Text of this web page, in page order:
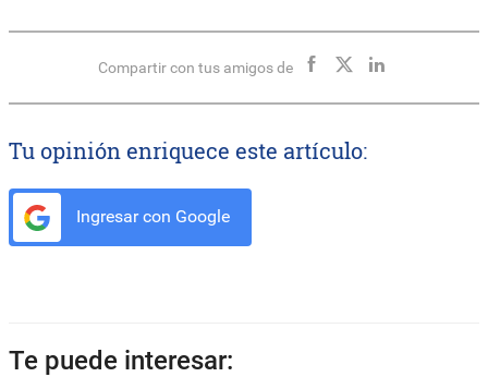
Compartir con tus amigos de
Tu opinión enriquece este artículo:
Ingresar con Google
Te puede interesar: